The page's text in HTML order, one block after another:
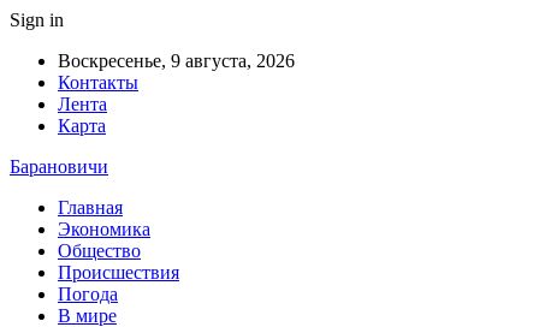
Sign in
Воскресенье, 9 августа, 2026
Контакты
Лента
Карта
Барановичи
Главная
Экономика
Общество
Происшествия
Погода
В мире